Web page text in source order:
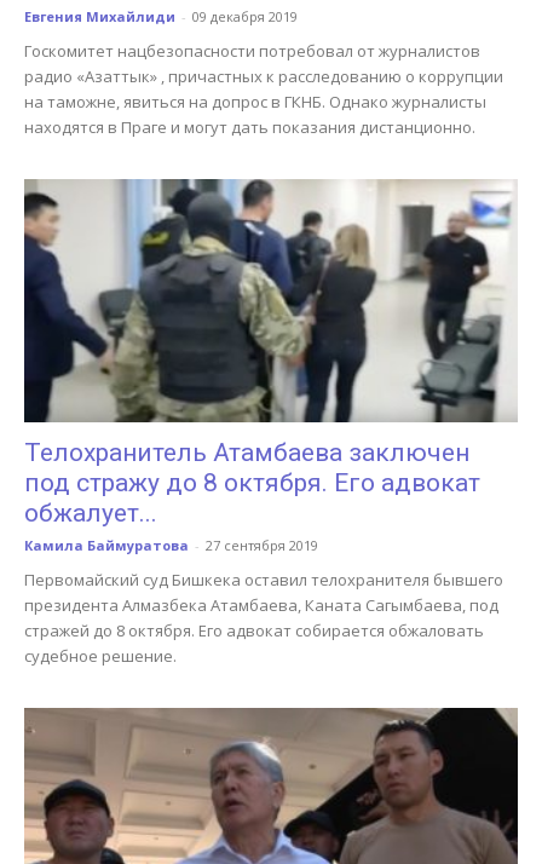
Евгения Михайлиди - 09 декабря 2019
Госкомитет нацбезопасности потребовал от журналистов
радио «Азаттык» , причастных к расследованию о коррупции
на таможне, явиться на допрос в ГКНБ. Однако журналисты
находятся в Праге и могут дать показания дистанционно.
Телохранитель Атамбаева заключен
под стражу до 8 октября. Его адвокат
обжалует...
Камила Баймуратова - 27 сентября 2019
Первомайский суд Бишкека оставил телохранителя бывшего
президента Алмазбека Атамбаева, Каната Сагымбаева, под
стражей до 8 октября. Его адвокат собирается обжаловать
судебное решение.